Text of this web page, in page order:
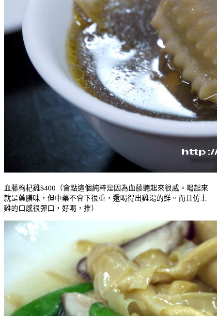
血藤枸杞雞$400 （會點這個純粹是因為血藤聽起來很威。喝起來
就是藥膳味，但中藥不會下很重，還喝得出雞湯的鮮。而且 仿土
雞的口感很彈口，好喝，推）